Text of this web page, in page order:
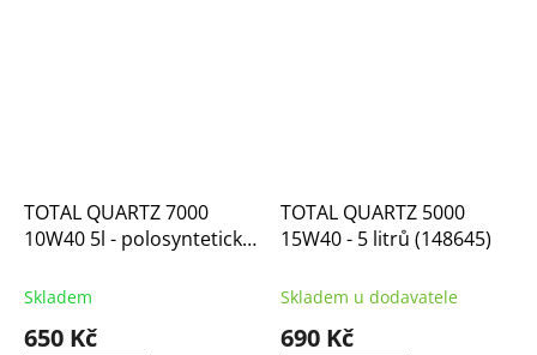
TOTAL QUARTZ 7000
10W40 5l - polosyntetický
Skladem
650 Kč
TOTAL QUARTZ 5000
15W40 - 5 litrů (148645)
Skladem u dodavatele
690 Kč